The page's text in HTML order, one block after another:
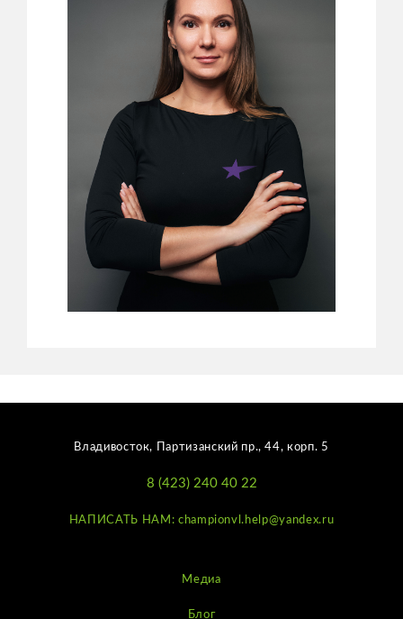
Владивосток, Партизанский пр., 44, корп. 5
8 (423) 240 40 22
НАПИСАТЬ НАМ: championvl.help@yandex.ru
Медиа
Блог